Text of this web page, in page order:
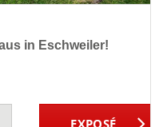
in Eschweiler!